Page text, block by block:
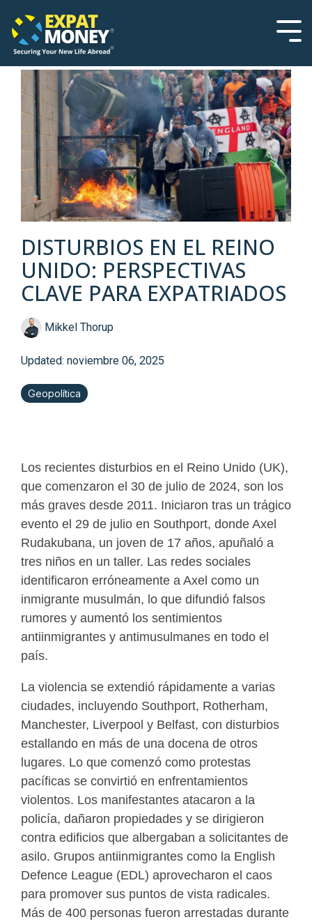
note:
This
website
accessibility
system.
the
main
DISTURBIOS EN EL REINO
UNIDO: PERSPECTIVAS
CLAVE PARA EXPATRIADOS
Mikkel Thorup
Updated: noviembre 06, 2025
Geopolítica
Los recientes disturbios en el Reino Unido (UK),
que comenzaron el 30 de julio de 2024, son los
más graves desde 2011. Iniciaron tras un trágico
evento el 29 de julio en Southport, donde Axel
Rudakubana, un joven de 17 años, apuñaló a
tres niños en un taller. Las redes sociales
identificaron erróneamente a Axel como un
inmigrante musulmán, lo que difundió falsos
rumores y aumentó los sentimientos
antiinmigrantes y antimusulmanes en todo el
país.
La violencia se extendió rápidamente a varias
ciudades, incluyendo Southport, Rotherham,
Manchester, Liverpool y Belfast, con disturbios
estallando en más de una docena de otros
lugares. Lo que comenzó como protestas
pacíficas se convirtió en enfrentamientos
violentos. Los manifestantes atacaron a la
policía, dañaron propiedades y se dirigieron
contra edificios que albergaban a solicitantes de
asilo. Grupos antiinmigrantes como la English
Defence League (EDL) aprovecharon el caos
para promover sus puntos de vista radicales.
Más de 400 personas fueron arrestadas durante